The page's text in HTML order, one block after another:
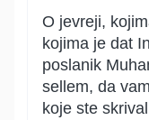
O jevreji,
kojima je dat
poslanik
sellem, da
koje ste